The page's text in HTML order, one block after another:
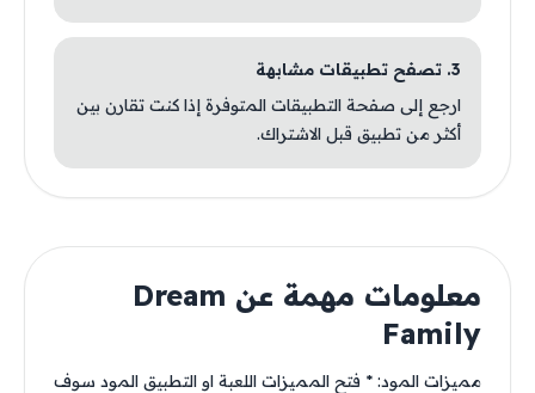
3. تصفح تطبيقات مشابهة
ارجع إلى صفحة التطبيقات المتوفرة إذا كنت تقارن بين
أكثر من تطبيق قبل الاشتراك.
معلومات مهمة عن Dream
Family
مميزات المود: * فتح المميزات اللعبة او التطبيق المود سوف